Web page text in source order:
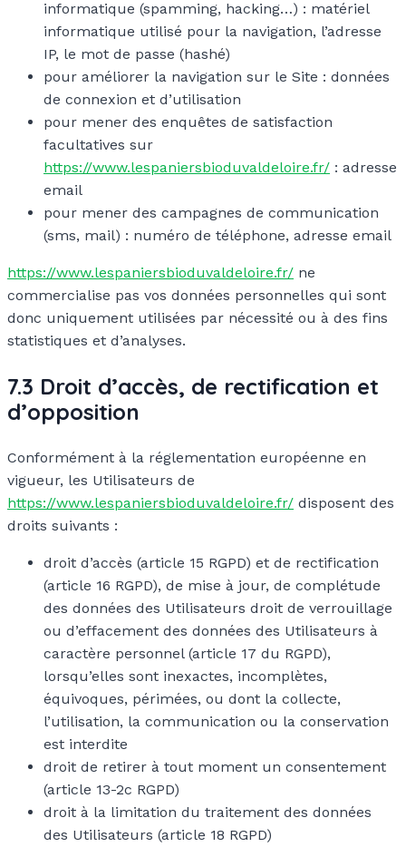
informatique (spamming, hacking…) : matériel
informatique utilisé pour la navigation, l’adresse
IP, le mot de passe (hashé)
pour améliorer la navigation sur le Site : données
de connexion et d’utilisation
pour mener des enquêtes de satisfaction
facultatives sur
https://www.lespaniersbioduvaldeloire.fr/ : adresse
email
pour mener des campagnes de communication
(sms, mail) : numéro de téléphone, adresse email
https://www.lespaniersbioduvaldeloire.fr/ ne
commercialise pas vos données personnelles qui sont
donc uniquement utilisées par nécessité ou à des fins
statistiques et d’analyses.
7.3 Droit d’accès, de rectification et
d’opposition
Conformément à la réglementation européenne en
vigueur, les Utilisateurs de
https://www.lespaniersbioduvaldeloire.fr/ disposent des
droits suivants :
droit d’accès (article 15 RGPD) et de rectification
(article 16 RGPD), de mise à jour, de complétude
des données des Utilisateurs droit de verrouillage
ou d’effacement des données des Utilisateurs à
caractère personnel (article 17 du RGPD),
lorsqu’elles sont inexactes, incomplètes,
équivoques, périmées, ou dont la collecte,
l’utilisation, la communication ou la conservation
est interdite
droit de retirer à tout moment un consentement
(article 13-2c RGPD)
droit à la limitation du traitement des données
des Utilisateurs (article 18 RGPD)